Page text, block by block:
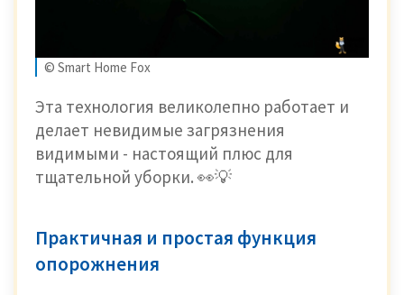
© Smart Home Fox
Эта технология великолепно работает и
делает невидимые загрязнения
видимыми - настоящий плюс для
тщательной уборки. 👀💡
Практичная и простая функция
опорожнения